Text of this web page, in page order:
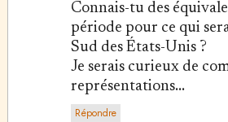
Connais-tu des
période pour ce qui
Sud des États-Unis ?
Je serais curieux de
représentations...
Répondre